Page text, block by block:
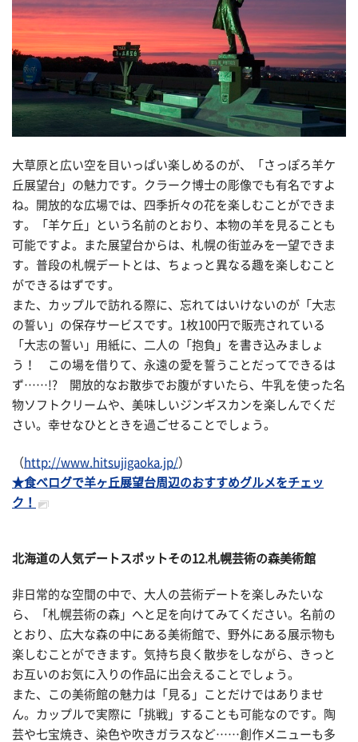
大草原と広い空を目いっぱい楽しめるのが、「さっぽろ羊ケ
丘展望台」の魅力です。クラーク博士の彫像でも有名ですよ
ね。開放的な広場では、四季折々の花を楽しむことができま
す。「羊ケ丘」という名前のとおり、本物の羊を見ることも
可能ですよ。また展望台からは、札幌の街並みを一望できま
す。普段の札幌デートとは、ちょっと異なる趣を楽しむこと
ができるはずです。
また、カップルで訪れる際に、忘れてはいけないのが「大志
の誓い」の保存サービスです。1枚100円で販売されている
「大志の誓い」用紙に、二人の「抱負」を書き込みましょ
う！ この場を借りて、永遠の愛を誓うことだってできるは
ず……!? 開放的なお散歩でお腹がすいたら、牛乳を使った名
物ソフトクリームや、美味しいジンギスカンを楽しんでくだ
さい。幸せなひとときを過ごせることでしょう。
（ http://www.hitsujigaoka.jp/）
★食べログで羊ヶ丘展望台周辺のおすすめグルメをチェッ
ク！
北海道の人気デートスポットその12.札幌芸術の森美術館
非日常的な空間の中で、大人の芸術デートを楽しみたいな
ら、「札幌芸術の森」へと足を向けてみてください。名前の
とおり、広大な森の中にある美術館で、野外にある展示物も
楽しむことができます。気持ち良く散歩をしながら、きっと
お互いのお気に入りの作品に出会えることでしょう。
また、この美術館の魅力は「見る」ことだけではありませ
ん。カップルで実際に「挑戦」することも可能なのです。陶
芸や七宝焼き、染色や吹きガラスなど……創作メニューも多